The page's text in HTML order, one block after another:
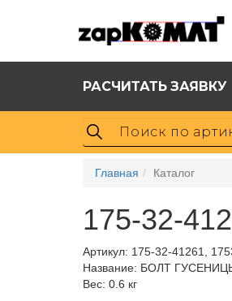
РАСЧИТАТЬ ЗАЯВКУ
Главная Каталог
175-32-
Артикул: 175-32-41261,
Название: БОЛТ
Вес: 0.6 кг